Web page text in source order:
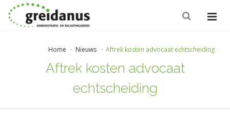
Home Nieuws Aftrek kosten advocaat echtscheiding
Aftrek kosten advocaat
echtscheiding